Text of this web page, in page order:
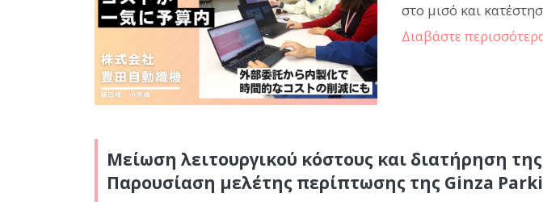
στο μισό και
Διαβάστε
Μείωση λειτουργικού κόστους και διατήρηση
Παρουσίαση μελέτης περίπτωσης της Ginza